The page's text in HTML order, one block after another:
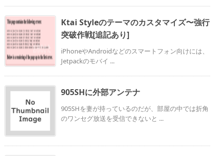
Ktai Styleのテーマのカスタマイズ〜強行
突破作戦[追記あり]
iPhoneやAndroidなどのスマートフォン向けには、
Jetpackのモバイ ...
905SHに外部アンテナ
905SHを妻が持っているのだが、部屋の中では折角
のワンセグ放送を受信できないと ...